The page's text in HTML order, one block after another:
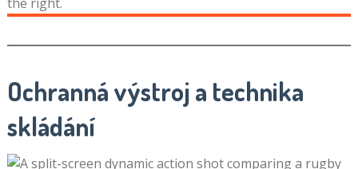
Ochranná výstroj a technika
skládání